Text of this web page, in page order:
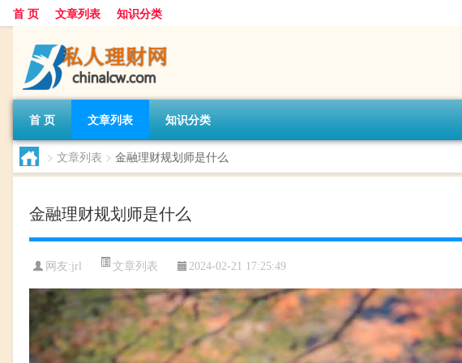
首 页 文章列表 知识分类
首 页 文章列表 知识分类
> 文章列表 > 金融理财规划师是什么
金融理财规划师是什么
网友:jrl 文章列表 2024-02-21 17:25:49